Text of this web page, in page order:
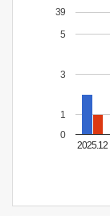
2025.12
0
1
3
5
39